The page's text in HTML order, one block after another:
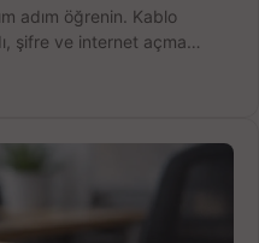
adım öğrenin. Kablo
şifre ve internet açma